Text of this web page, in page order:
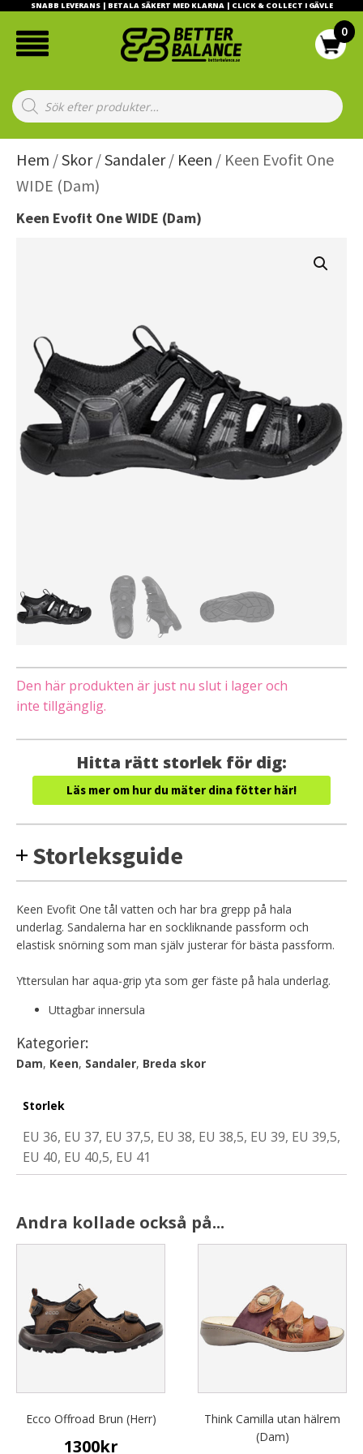
SNABB LEVERANS | BETALA SÄKERT MED KLARNA | CLICK & COLLECT I GÄVLE
Products
search
Hem /Skor/Sandaler/ Keen / Keen Evofit One
WIDE (Dam)
Keen Evofit One WIDE (Dam)
Den här produkten är just nu slut i lager och
inte tillgänglig.
Hitta rätt storlek för dig:
Läs mer om hur du mäter dina fötter här!
Storleksguide
Keen Evofit One tål vatten och har bra grepp på hala
underlag. Sandalerna har en sockliknande passform och
elastisk snörning som man själv justerar för bästa passform.
Yttersulan har aqua-grip yta som ger fäste på hala underlag.
Uttagbar innersula
Kategorier:
Dam, Keen, Sandaler, Breda skor
Storlek
EU 36, EU 37, EU 37,5, EU 38, EU 38,5, EU 39, EU 39,5,
EU 40, EU 40,5, EU 41
Andra kollade också på...
Ecco Offroad Brun (Herr)
1300kr
has
multiple
variants.
The
options
be
chosen
Think Camilla utan hälrem
(Dam)
variants.
The
be
chosen